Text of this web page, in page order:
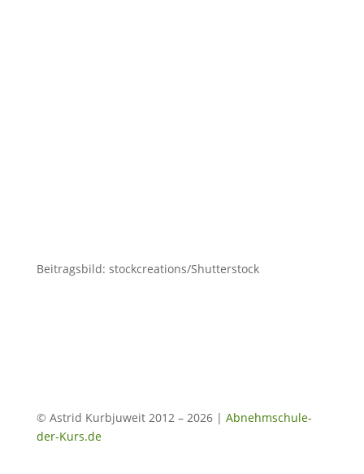
Beitragsbild: stockcreations/Shutterstock
© Astrid Kurbjuweit 2012 – 2026 | Abnehmschule-
der-Kurs.de